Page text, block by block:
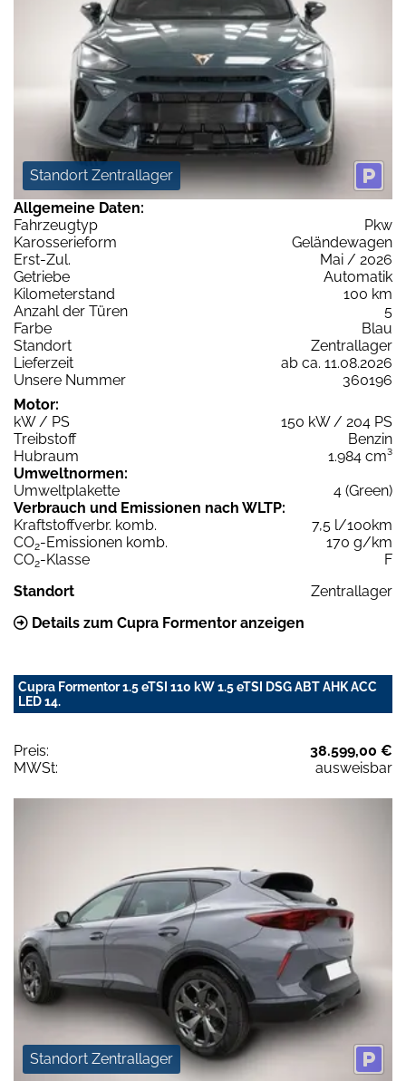
Standort Zentrallager
Allgemeine Daten:
Fahrzeugtyp
Pkw
Karosserieform
Geländewagen
Erst-Zul.
Mai / 2026
Getriebe
Automatik
Kilometerstand
100 km
Anzahl der Türen
5
Farbe
Blau
Standort
Zentrallager
Lieferzeit
ab ca. 11.08.2026
Unsere Nummer
360196
Motor:
kW / PS
150 kW / 204 PS
Treibstoff
Benzin
Hubraum
1.984 cm³
Umweltnormen:
Umweltplakette
4 (Green)
Verbrauch und Emissionen nach WLTP:
Kraftstoffverbr. komb.
7,5 l/100km
CO2-Emissionen komb.
170 g/km
CO2-Klasse
F
Standort
Zentrallager
Details zum Cupra Formentor anzeigen
Cupra Formentor 1.5 eTSI 110 kW 1.5 eTSI DSG ABT AHK ACC
LED 14.
Preis:
38.599,00 €
MWSt:
ausweisbar
Standort Zentrallager